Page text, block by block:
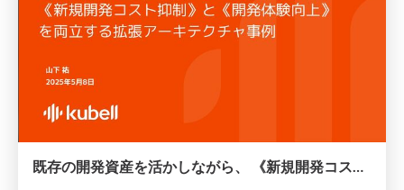
既存の開発資産を活かしながら、 《新規開発コスト抑制》と《開発体験向上》 を両立する拡張アーキテクチャ事例